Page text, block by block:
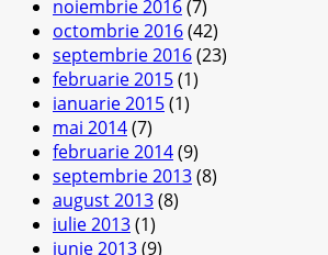
noiembrie 2016(7)
octombrie 2016(42)
septembrie 2016(23)
februarie 2015(1)
ianuarie 2015(1)
mai 2014(7)
februarie 2014(9)
septembrie 2013(8)
august 2013(8)
iulie 2013(1)
iunie 2013(9)